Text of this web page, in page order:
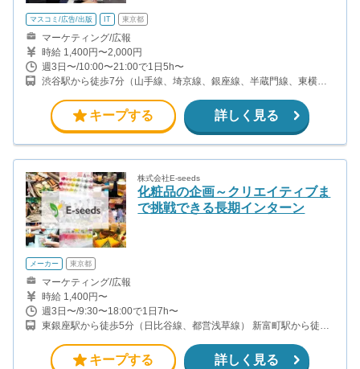
マスコミ/広告/出版 IT 東京都
マーケティング/広報
時給 1,400円〜2,000円
週3日〜/10:00〜21:00で1日5h〜
渋谷駅から徒歩7分（山手線、埼京線、銀座線、半蔵門線、東横
宿駅から徒歩14分（副都心線・千代田線）
キープする 詳しく見る
株式会社E-seeds
化粧品の企画～クリエイティブま
で挑戦できる長期インターン
メーカー 東京都
マーケティング/広報
時給 1,400円〜
週3日〜/9:30〜18:00で1日7h〜
東銀座駅から徒歩5分（日比谷線、都営浅草線） 新富町駅から徒歩
キープする 詳しく見る